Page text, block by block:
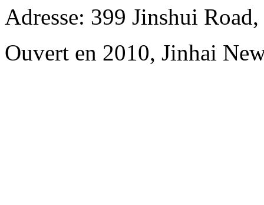
Adresse: 399 Jinshui
Ouvert en 2010, Jinhai